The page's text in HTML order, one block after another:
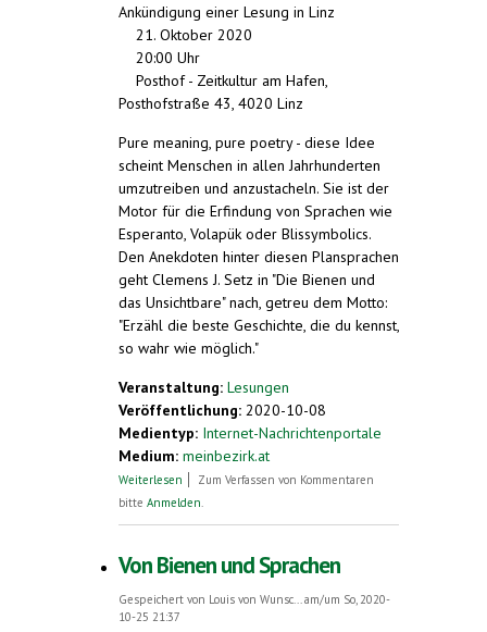
Ankündigung einer Lesung in Linz
21. Oktober 2020
20:00 Uhr
Posthof - Zeitkultur am Hafen,
Posthofstraße 43, 4020 Linz
Pure meaning, pure poetry - diese Idee
scheint Menschen in allen Jahrhunderten
umzutreiben und anzustacheln. Sie ist der
Motor für die Erfindung von Sprachen wie
Esperanto, Volapük oder Blissymbolics.
Den Anekdoten hinter diesen Plansprachen
geht Clemens J. Setz in "Die Bienen und
das Unsichtbare" nach, getreu dem Motto:
"Erzähl die beste Geschichte, die du kennst,
so wahr wie möglich."
Veranstaltung: Lesungen
Veröffentlichung: 2020-10-08
Medientyp: Internet-Nachrichtenportale
Medium: meinbezirk.at
Weiterlesen über "Die Bienen und das Unsichtbare",
Linz
Zum Verfassen von Kommentaren
bitte Anmelden.
Von Bienen und Sprachen
Gespeichert von Louis von Wunsc...
am/um So, 2020-
10-25 21:37